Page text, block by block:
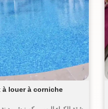
à louer à corniche